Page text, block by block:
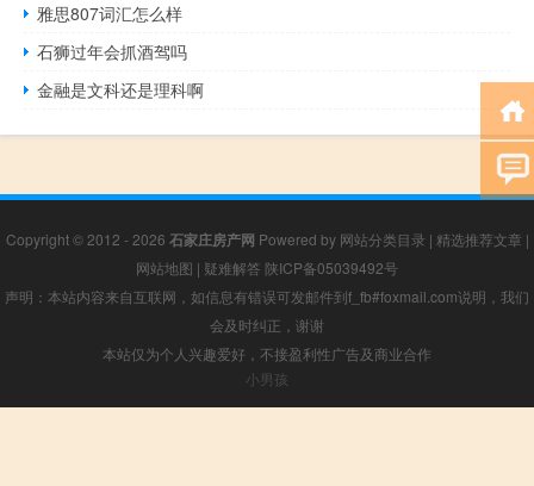
雅思807词汇怎么样
石狮过年会抓酒驾吗
金融是文科还是理科啊
Copyright © 2012 - 2026 石家庄房产网 Powered by 网站分类目录 | 精选推荐文章 |
网站地图 | 疑难解答 陕ICP备05039492号
声明：本站内容来自互联网，如信息有错误可发邮件到f_fb#foxmail.com说明，我们
会及时纠正，谢谢
本站仅为个人兴趣爱好，不接盈利性广告及商业合作
小男孩